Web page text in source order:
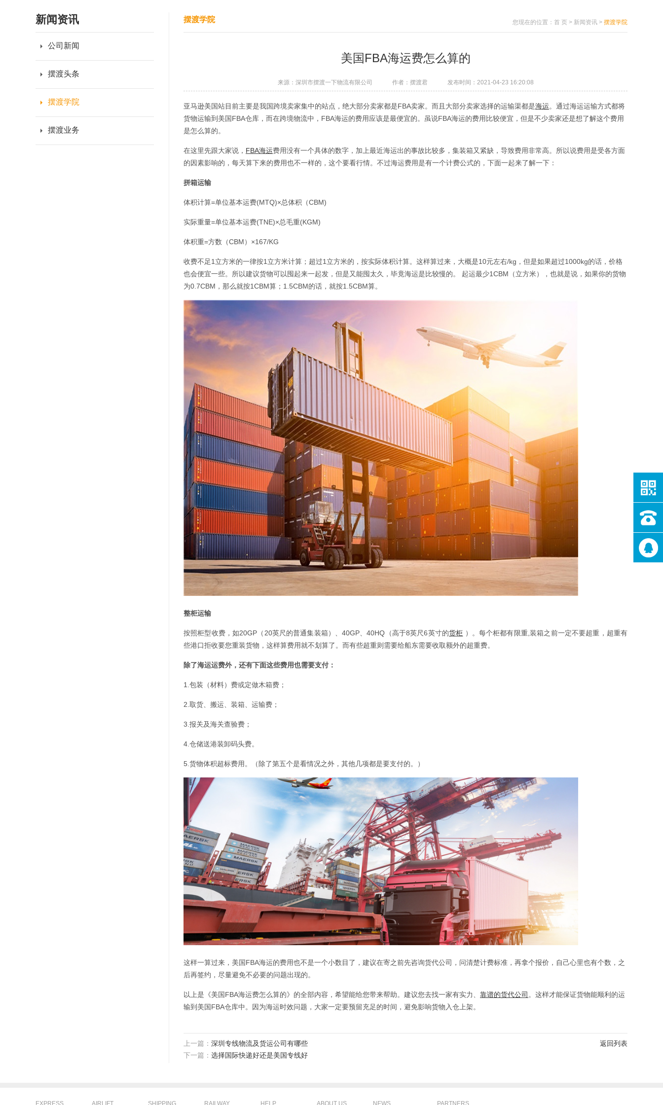
新闻资讯
公司新闻
摆渡头条
摆渡学院
摆渡业务
摆渡学院 您现在的位置： 首 页 > 新闻资讯 > 摆渡学院
美国FBA海运费怎么算的
来源：深圳市摆渡一下物流有限公司 作者：摆渡君 发布时间：2021-04-23 16:20:08
亚马逊美国站目前主要是我国跨境卖家集中的站点，绝大部分卖家都是FBA卖家。而且大部分卖家选择的运输渠都是海运。通过海运运输方式都将
货物运输到美国FBA仓库，而在跨境物流中，FBA海运的费用应该是最便宜的。虽说FBA海运的费用比较便宜，但是不少卖家还是想了解这个费用
是怎么算的。
在这里先跟大家说， FBA海运费用没有一个具体的数字，加上最近海运出的事故比较多，集装箱又紧缺，导致费用非常高。所以说费用是受各方面
的因素影响的，每天算下来的费用也不一样的，这个要看行情。不过海运费用是有一个计费公式的，下面一起来了解一下：
拼箱运输
体积计算=单位基本运费(MTQ)×总体积（CBM)
实际重量=单位基本运费(TNE)×总毛重(KGM)
体积重=方数（CBM）×167/KG
收费不足1立方米的一律按1立方米计算；超过1立方米的，按实际体积计算。这样算过来，大概是10元左右/kg，但是如果超过1000kg的话，价格
也会便宜一些。所以建议货物可以囤起来一起发，但是又能囤太久，毕竟海运是比较慢的。 起运最少1CBM（立方米），也就是说，如果你的货物
为0.7CBM，那么就按1CBM算；1.5CBM的话，就按1.5CBM算。
整柜运输
按照柜型收费，如20GP（20英尺的普通集装箱）、40GP、40HQ（高于8英尺6英寸的货柜 ）。每个柜都有限重,装箱之前一定不要超重，超重有
些港口拒收要您重装货物，这样算费用就不划算了。而有些超重则需要给船东需要收取额外的超重费。
除了海运运费外，还有下面这些费用也需要支付：
1.包装（材料）费或定做木箱费；
2.取货、搬运、装箱、运输费；
3.报关及海关查验费；
4.仓储送港装卸码头费。
5.货物体积超标费用。（除了第五个是看情况之外，其他几项都是要支付的。）
这样一算过来，美国FBA海运的费用也不是一个小数目了，建议在寄之前先咨询货代公司，问清楚计费标准，再拿个报价，自己心里也有个数，之
后再签约，尽量避免不必要的问题出现的。
以上是《美国FBA海运费怎么算的》的全部内容，希望能给您带来帮助。建议您去找一家有实力、 靠谱的货代公司 。这样才能保证货物能顺利的运
输到美国FBA仓库中。因为海运时效问题，大家一定要预留充足的时间，避免影响货物入仓上架。
上一篇： 深圳专线物流及货运公司有哪些
下一篇： 选择国际快递好还是美国专线好
返回列表
EXPRESS AIRLIFT SHIPPING RAILWAY HELP ABOUT US NEWS PARTNERS